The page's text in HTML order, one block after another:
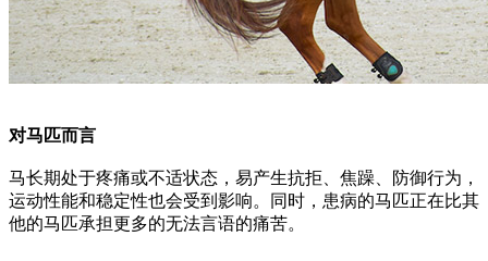
对马匹而言
马长期处于疼痛或不适状态，易产生抗拒、焦躁、防御行为，
运动性能和稳定性也会受到影响。同时，患病的马匹正在比其
他的马匹承担更多的无法言语的痛苦。